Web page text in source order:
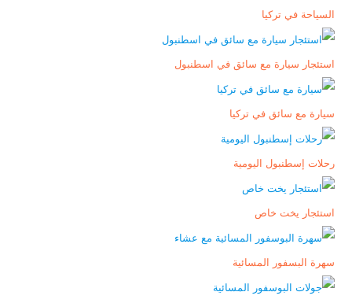
السياحة في تركيا
استئجار سيارة مع سائق في اسطنبول
سيارة مع سائق في تركيا
رحلات إسطنبول اليومية
استئجار يخت خاص
سهرة البسفور المسائية